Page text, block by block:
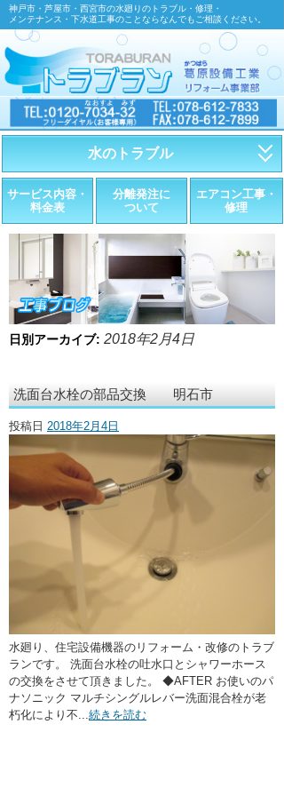
神戸市・芦屋市・西宮市の水廻りのトラブル・修理・
メンテナンス・下水道工事のことならなんでもご相談ください。
水のトラブル
・トイレが詰まったら
・トイレが漏れたら
・水道管が漏れたら
・排水が詰まったら
・悪臭調査
・ここに水栓がほしい
・水廻りメンテナンス
サービス内容・
料金表
分離発注に
ついて
エアコン工事・
修理
日別アーカイブ: 2018年2月4日
洗面台水栓の部品交換 明石市
投稿日 2018年2月4日
水廻り、住宅設備機器のリフォーム・改修のトラブ
ランです。 洗面台水栓の吐水口とシャワーホース
の交換をさせて頂きました。 ◆AFTER お使いのパ
ナソニック マルチシングルレバー洗面混合栓が老
朽化により不... 続きを読む